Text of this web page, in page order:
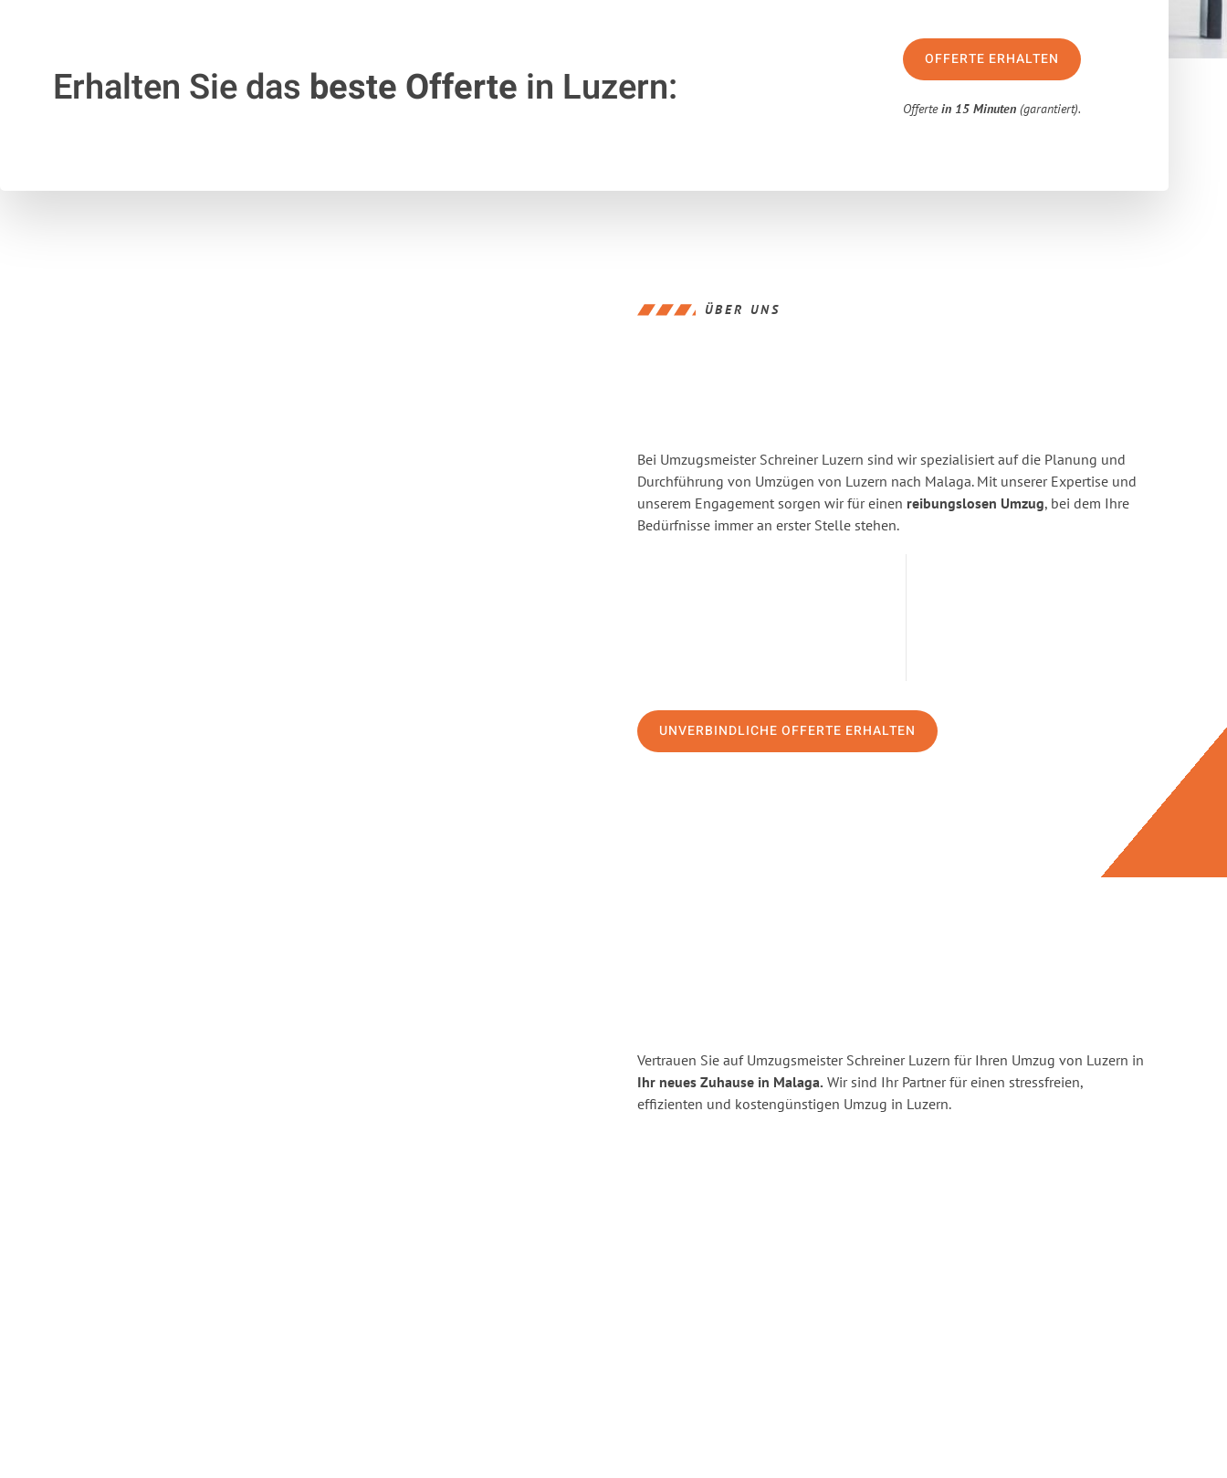
Erhalten Sie das beste Offerte in Luzern:
OFFERTE ERHALTEN
Offertein 15 Minuten (garantiert).
ÜBER UNS
Bei Umzugsmeister Schreiner Luzern sind wir spezialisiert auf die Planung und
Durchführung von Umzügen von Luzern nach Malaga. Mit unserer Expertise und
unserem Engagement sorgen wir für einen reibungslosen Umzug, bei dem Ihre
Bedürfnisse immer an erster Stelle stehen.
UNVERBINDLICHE OFFERTE ERHALTEN
Vertrauen Sie auf Umzugsmeister Schreiner Luzern für Ihren Umzug von Luzern in
Ihr neues Zuhause in Malaga. Wir sind Ihr Partner für einen stressfreien,
effizienten und kostengünstigen Umzug in Luzern.